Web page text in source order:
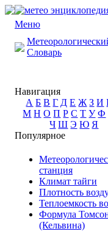
Меню
Словарь
Навигация
А Б В Г Д Е Ж З И
М Н О П Р С Т У Ф
Ч Ш Э Ю Я
Популярное
станция
Климат тайги
Плотность
Теплоемкость
Формула
(Кельвина)